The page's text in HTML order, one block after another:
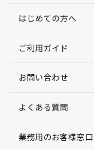
はじめての方へ
ご利用ガイド
お問い合わせ
よくある質問
業務用のお客様窓口